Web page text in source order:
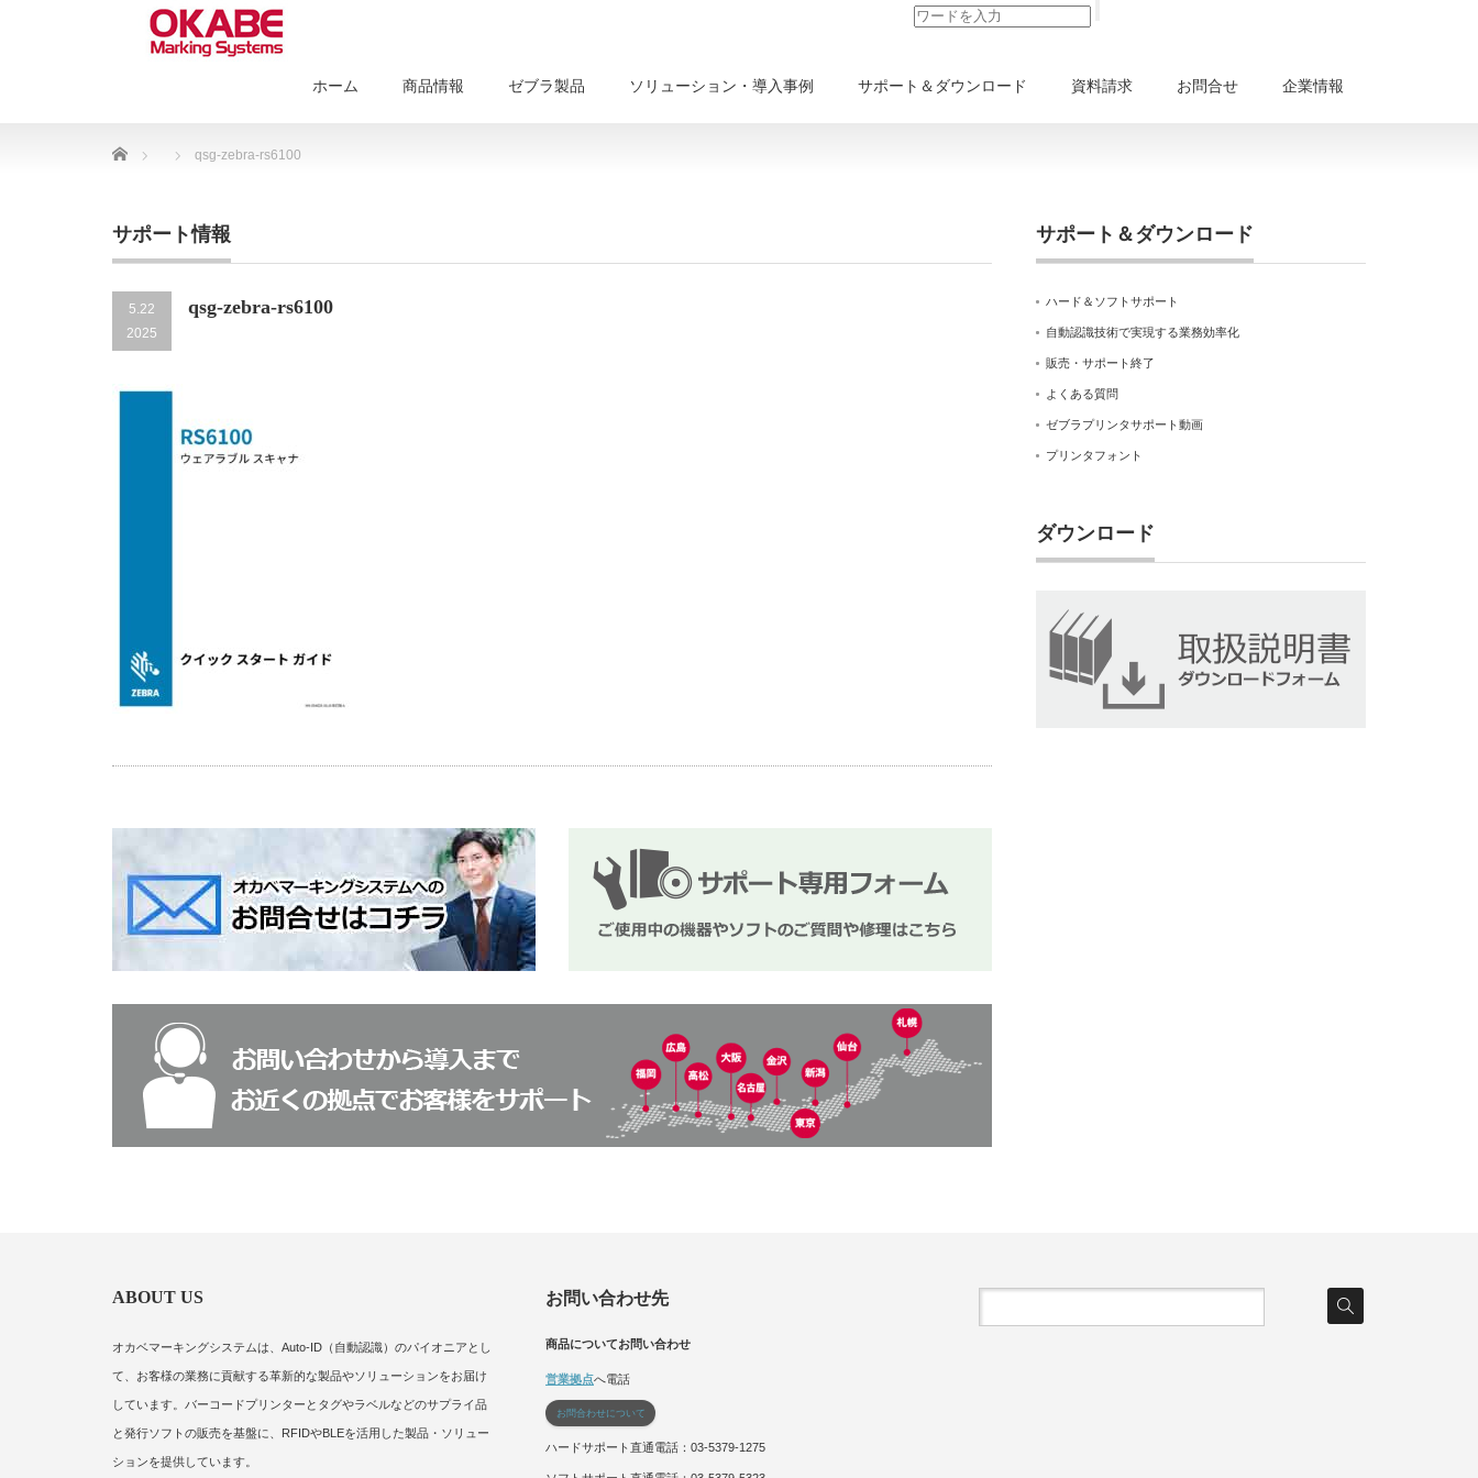
ホーム 商品情報 ゼブラ製品 ソリューション・導入事例 サポート＆ダウンロード 資料請求 お問合せ 企業情報
Home qsg-zebra-rs6100
サポート情報
5.22
2025
qsg-zebra-rs6100
サポート＆ダウンロード
ハード＆ソフトサポート
自動認識技術で実現する業務効率化
販売・サポート終了
よくある質問
ゼブラプリンタサポート動画
プリンタフォント
ダウンロード
ABOUT US
オカベマーキングシステムは、Auto-ID（自動認識）のパイオニアとし
て、お客様の業務に貢献する革新的な製品やソリューションをお届け
しています。バーコードプリンターとタグやラベルなどのサプライ品
と発行ソフトの販売を基盤に、RFIDやBLEを活用した製品・ソリュー
ションを提供しています。
お問い合わせ先
商品についてお問い合わせ
営業拠点へ電話
お問合わせについて
ハードサポート直通電話：03-5379-1275